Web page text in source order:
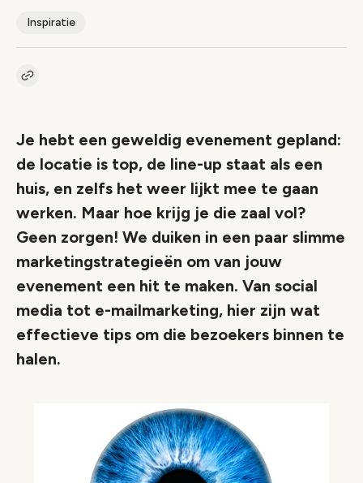
Inspiratie
Kopieer link naar artikel
Je hebt een geweldig evenement gepland:
de locatie is top, de line-up staat als een
huis, en zelfs het weer lijkt mee te gaan
werken. Maar hoe krijg je die zaal vol?
Geen zorgen! We duiken in een paar slimme
marketingstrategieën om van jouw
evenement een hit te maken. Van social
media tot e-mailmarketing, hier zijn wat
effectieve tips om die bezoekers binnen te
halen.